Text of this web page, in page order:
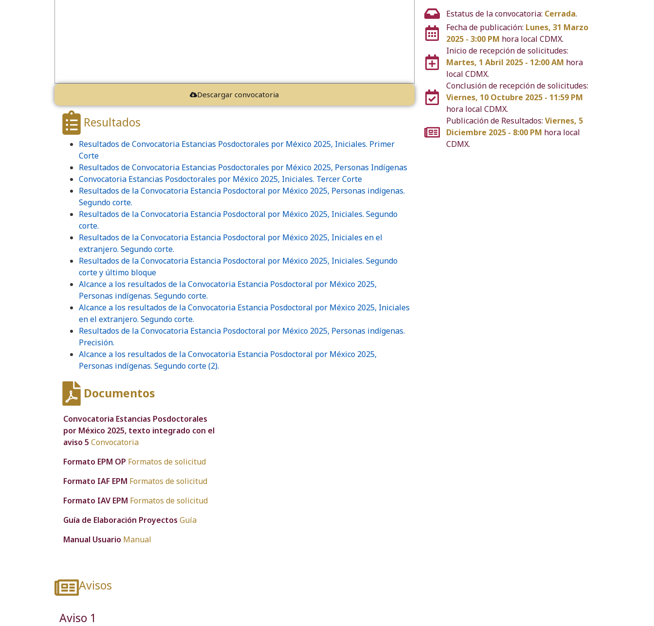
Descargar convocatoria
Resultados
Resultados de Convocatoria Estancias Posdoctorales por México 2025, Iniciales. Primer
Corte
Resultados de Convocatoria Estancias Posdoctorales por México 2025, Personas Indígenas
Convocatoria Estancias Posdoctorales por México 2025, Iniciales. Tercer Corte
Resultados de la Convocatoria Estancia Posdoctoral por México 2025, Personas indígenas.
Segundo corte.
Resultados de la Convocatoria Estancia Posdoctoral por México 2025, Iniciales. Segundo
corte.
Resultados de la Convocatoria Estancia Posdoctoral por México 2025, Iniciales en el
extranjero. Segundo corte.
Resultados de la Convocatoria Estancia Posdoctoral por México 2025, Iniciales. Segundo
corte y último bloque
Alcance a los resultados de la Convocatoria Estancia Posdoctoral por México 2025,
Personas indígenas. Segundo corte.
Alcance a los resultados de la Convocatoria Estancia Posdoctoral por México 2025, Iniciales
en el extranjero. Segundo corte.
Resultados de la Convocatoria Estancia Posdoctoral por México 2025, Personas indígenas.
Precisión.
Alcance a los resultados de la Convocatoria Estancia Posdoctoral por México 2025,
Personas indígenas. Segundo corte (2).
Documentos
Convocatoria Estancias Posdoctorales
por México 2025, texto integrado con el
aviso 5 Convocatoria
Formato EPM OP Formatos de solicitud
Formato IAF EPM Formatos de solicitud
Formato IAV EPM Formatos de solicitud
Guía de Elaboración Proyectos Guía
Manual Usuario Manual
Estatus de la convocatoria: Cerrada.
Fecha de publicación: Lunes, 31 Marzo
2025 - 3:00 PM hora local CDMX.
Inicio de recepción de solicitudes:
Martes, 1 Abril 2025 - 12:00 AM hora
local CDMX.
Conclusión de recepción de solicitudes:
Viernes, 10 Octubre 2025 - 11:59 PM
hora local CDMX.
Publicación de Resultados: Viernes, 5
Diciembre 2025 - 8:00 PM hora local
CDMX.
Avisos
Aviso 1